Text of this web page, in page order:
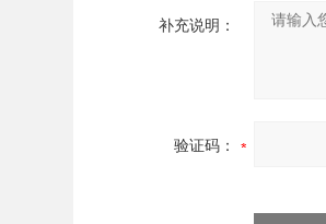
补充说明：
验证码：